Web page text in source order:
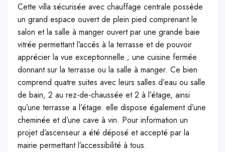
Cette villa sécurisée avec chauffage centrale possède
un grand espace ouvert de plein pied comprenant le
salon et la salle à manger ouvert par une grande baie
vitrée permettant l’accès à la terrasse et de pouvoir
apprécier la vue exceptionnelle ; une cuisine fermée
donnant sur la terrasse ou la salle à manger. Ce bien
comprend quatre suites avec leurs salles d’eau ou salle
de bain, 2 au rez-de-chaussée et 2 à l’étage, ainsi
qu’une terrasse a l’étage. elle dispose également d’une
cheminée et d’une cave à vin. Pour information un
projet d’ascenseur a été déposé et accepté par la
mairie permettant l’accessibilité à tous.